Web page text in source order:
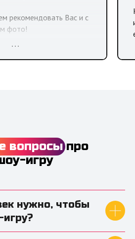
рекомендовать Вас и с
фото!
Виктории, очень
вопросыпро
игру
нужно, чтобы